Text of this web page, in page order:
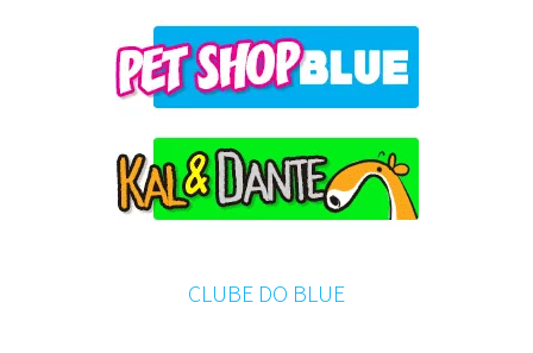
CLUBE DO BLUE